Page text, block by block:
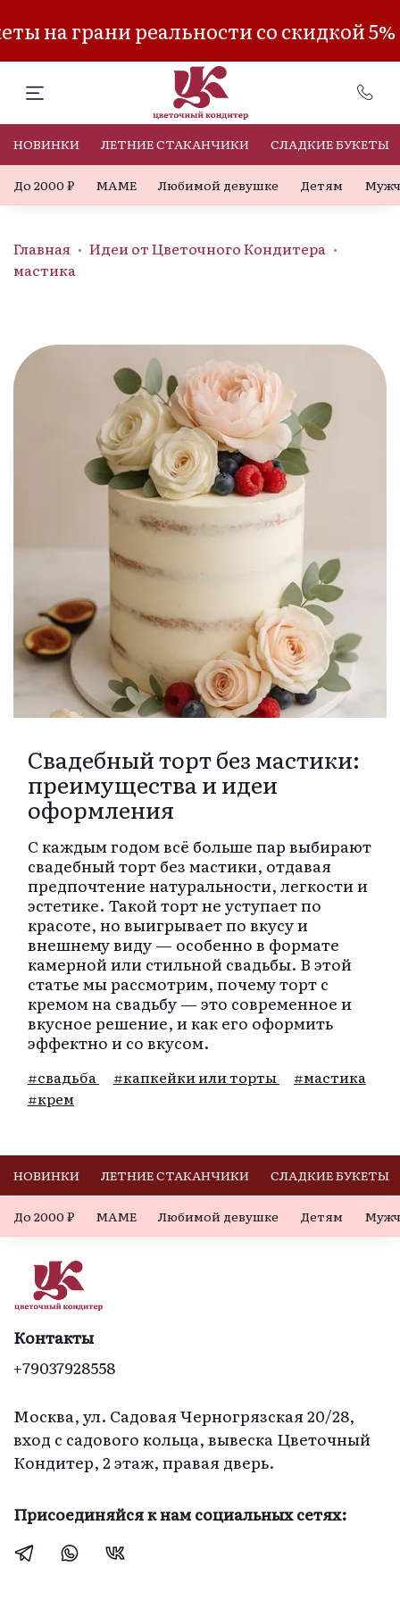
на грани реальности со скидкой
НОВИНКИ ЛЕТНИЕ СТАКАНЧИКИ СЛАДКИЕ БУКЕТЫ
До 2000 ₽ МАМЕ Любимой девушке Детям
Главная
Идеи от Цветочного Кондитера
мастика
Свадебный торт без мастики:
преимущества и идеи
оформления
С каждым годом всё больше пар выбирают
свадебный торт без мастики, отдавая
предпочтение натуральности, легкости и
эстетике. Такой торт не уступает по
красоте, но выигрывает по вкусу и
внешнему виду — особенно в формате
камерной или стильной свадьбы. В этой
статье мы рассмотрим, почему торт с
кремом на свадьбу — это современное и
вкусное решение, и как его оформить
эффектно и со вкусом.
#свадьба #капкейки или торты
#мастика
#крем
НОВИНКИ ЛЕТНИЕ СТАКАНЧИКИ СЛАДКИЕ БУКЕТЫ
До 2000 ₽ МАМЕ Любимой девушке Детям
Контакты
+79037928558
Москва, ул. Садовая Черногрязская 20/28,
вход с садового кольца, вывеска Цветочный
Кондитер, 2 этаж, правая дверь.
Присоединяйся к нам социальных сетях: